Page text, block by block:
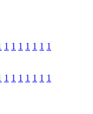
1 1 1 1 1 1 1
1 1 1 1 1 1 1